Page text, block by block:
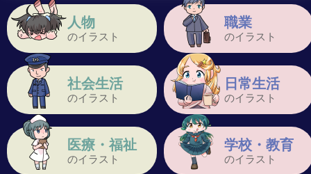
人物
のイラスト
職業
のイラスト
社会生活
のイラスト
日常生活
のイラスト
医療・福祉
のイラスト
学校・教育
のイラスト